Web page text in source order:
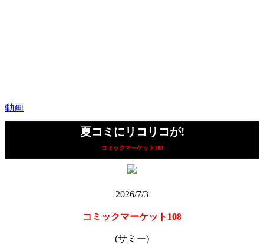
動画
夏コミにリコリコが!
コミックマーケット108
2026/7/3
コミックマーケット108
(サミー)